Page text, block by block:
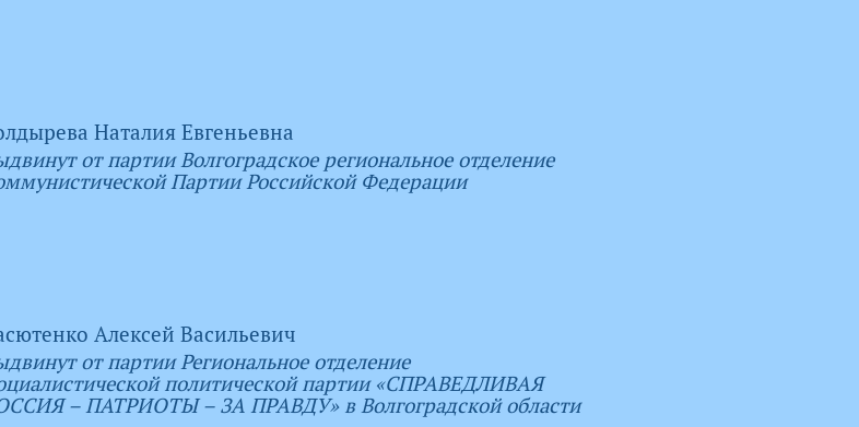
Наталия Евгеньевна
от партии Волгоградское региональное отделение
Партии Российской Федерации
Алексей Васильевич
от партии Региональное отделение
политической партии «СПРАВЕДЛИВАЯ
– ПАТРИОТЫ – ЗА ПРАВДУ» в Волгоградской области